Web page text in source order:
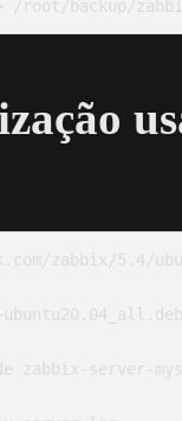
zabbix/5.4/
server-